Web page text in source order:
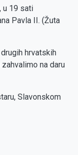
u 19 sati
Pavla II. (Žuta
hrvatskih
na daru
Slavonskom